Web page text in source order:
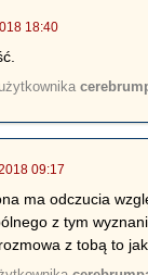
18:40
użytkownika
09:17
ma odczucia
z tym
z tobą to